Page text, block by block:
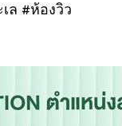
ล #ห้องวิว